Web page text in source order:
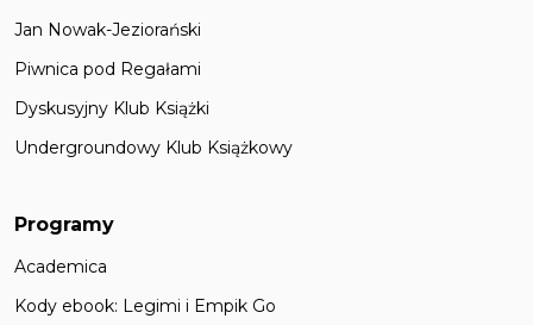
Jan Nowak-Jeziorański
Piwnica pod Regałami
Dyskusyjny Klub Książki
Undergroundowy Klub Książkowy
Programy
Academica
Kody ebook: Legimi i Empik Go